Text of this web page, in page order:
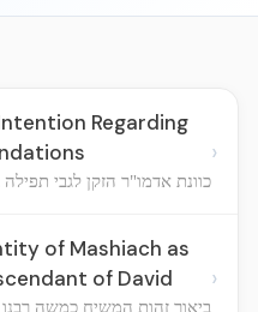
Regarding
כוונת אדמו"ר הזקן לגבי תפילה
›
of Mashiach as
of David
ביאור זהות המשיח כמשה
›